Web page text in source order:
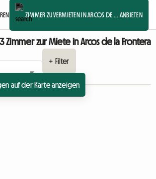
ZIMMER ZU VERMIETEN IN ARCOS DE ... ANBIETEN
Zimmer zur Miete in Arcos de la Frontera
+ Filter
auf der Karte anzeigen